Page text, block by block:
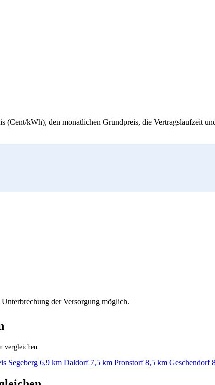
(Cent/kWh), den monatlichen Grundpreis, die Vertragslaufzeit
der Versorgung möglich.
vergleichen:
Segeberg 6,9 km Daldorf 7,5 km Pronstorf8,5 km Geschendorf